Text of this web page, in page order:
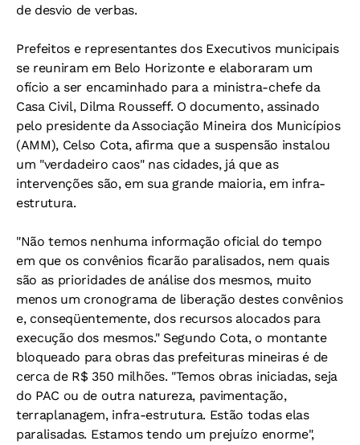
de desvio de verbas.
Prefeitos e representantes dos Executivos municipais
se reuniram em Belo Horizonte e elaboraram um
ofício a ser encaminhado para a ministra-chefe da
Casa Civil, Dilma Rousseff. O documento, assinado
pelo presidente da Associação Mineira dos Municípios
(AMM), Celso Cota, afirma que a suspensão instalou
um "verdadeiro caos" nas cidades, já que as
intervenções são, em sua grande maioria, em infra-
estrutura.
"Não temos nenhuma informação oficial do tempo
em que os convênios ficarão paralisados, nem quais
são as prioridades de análise dos mesmos, muito
menos um cronograma de liberação destes convênios
e, conseqüentemente, dos recursos alocados para
execução dos mesmos." Segundo Cota, o montante
bloqueado para obras das prefeituras mineiras é de
cerca de R$ 350 milhões. "Temos obras iniciadas, seja
do PAC ou de outra natureza, pavimentação,
terraplanagem, infra-estrutura. Estão todas elas
paralisadas. Estamos tendo um prejuízo enorme",